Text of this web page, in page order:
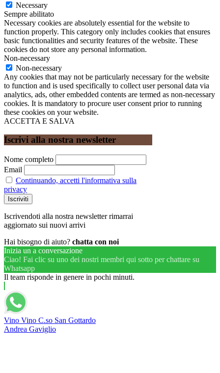
Necessary
Sempre abilitato
Necessary cookies are absolutely essential for the website to
function properly. This category only includes cookies that ensures
basic functionalities and security features of the website. These
cookies do not store any personal information.
Non-necessary
Non-necessary
Any cookies that may not be particularly necessary for the website
to function and is used specifically to collect user personal data via
analytics, ads, other embedded contents are termed as non-necessary
cookies. It is mandatory to procure user consent prior to running
these cookies on your website.
ACCETTA E SALVA
Iscrivi alla nostra newsletter
Nome completo
Email
Continuando, accetti l'informativa sulla
privacy
Iscrivendoti alla nostra newsletter rimarrai
aggiornato sui nuovi arrivi
Hai bisogno di aiuto? chatta con noi
Inizia un a conversazione
Ciao! Fai clic su uno dei nostri membri qui sotto per chattare su
Whatsapp
Il team risponde in genere in pochi minuti.
Vino Vino C.so San Gottardo
Andrea Gaviglio